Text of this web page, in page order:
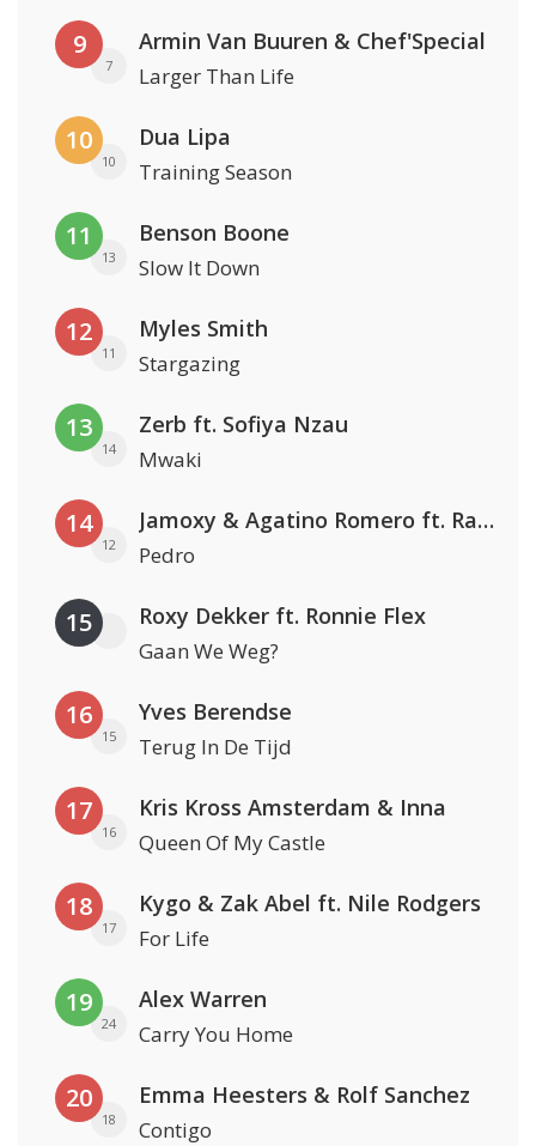
9
7
Armin Van Buuren & Chef'Special
Larger Than Life
10
10
Dua Lipa
Training Season
11
13
Benson Boone
Slow It Down
12
11
Myles Smith
Stargazing
13
14
Zerb ft. Sofiya Nzau
Mwaki
14
12
Jamoxy & Agatino Romero ft. Raffaella Carrà
Pedro
15 Roxy Dekker ft. Ronnie Flex
Gaan We Weg?
16
15
Yves Berendse
Terug In De Tijd
17
16
Kris Kross Amsterdam & Inna
Queen Of My Castle
18
17
Kygo & Zak Abel ft. Nile Rodgers
For Life
19
24
Alex Warren
Carry You Home
20
18
Emma Heesters & Rolf Sanchez
Contigo